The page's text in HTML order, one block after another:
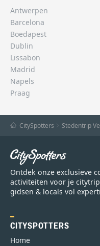
Antwerpen
Barcelona
Boedapest
Dublin
Lissabon
Madrid
Napels
Praag
CitySpotters Stedentrip
Ontdek onze exclusieve
activiteiten voor je
gidsen & locals vol
CITYSPOTTERS
Home